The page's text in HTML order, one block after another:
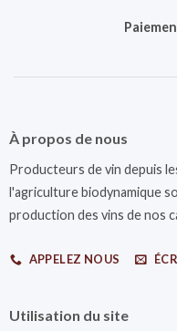
À propos de nous
Producteurs de vin depuis
l'agriculture biodynamique
production des vins de nos
APPELEZ NOUS
Utilisation du site